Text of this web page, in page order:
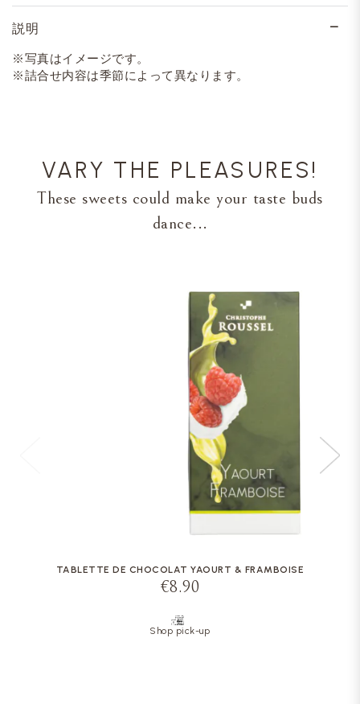
説明
※写真はイメージです。
※詰合せ内容は季節によって異なります。
VARY THE PLEASURES!
These sweets could make your taste buds
dance...
TABLETTE DE CHOCOLAT YAOURT & FRAMBOISE
€8.90
Shop pick-up